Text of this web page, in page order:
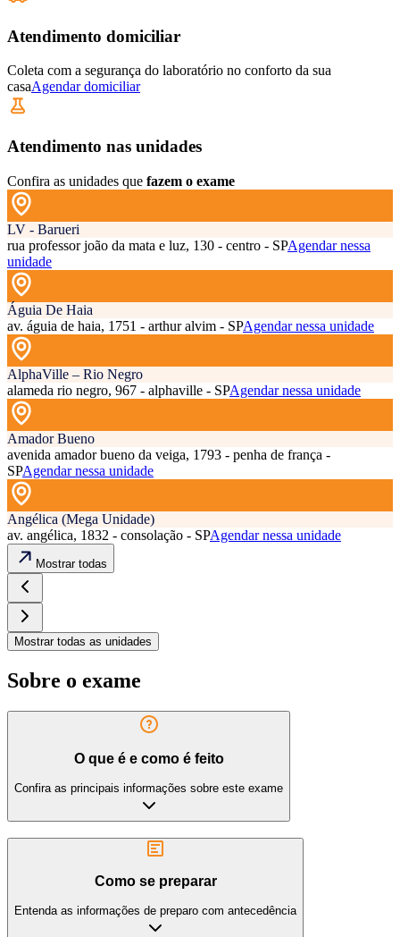
Atendimento domiciliar
Coleta com a segurança do laboratório no conforto da sua
casaAgendar domiciliar
Atendimento nas unidades
Confira as unidades que fazem o exame
LV - Barueri
rua professor joão da mata e luz, 130 - centro - SPAgendar nessa
unidade
Águia De Haia
av. águia de haia, 1751 - arthur alvim - SPAgendar nessa unidade
AlphaVille – Rio Negro
alameda rio negro, 967 - alphaville - SPAgendar nessa unidade
Amador Bueno
avenida amador bueno da veiga, 1793 - penha de frança -
SPAgendar nessa unidade
Angélica (Mega Unidade)
av. angélica, 1832 - consolação - SPAgendar nessa unidade
Mostrar todas
Mostrar todas as unidades
Sobre o exame
O que é e como é feito
Confira as principais informações sobre este exame
Como se preparar
Entenda as informações de preparo com antecedência